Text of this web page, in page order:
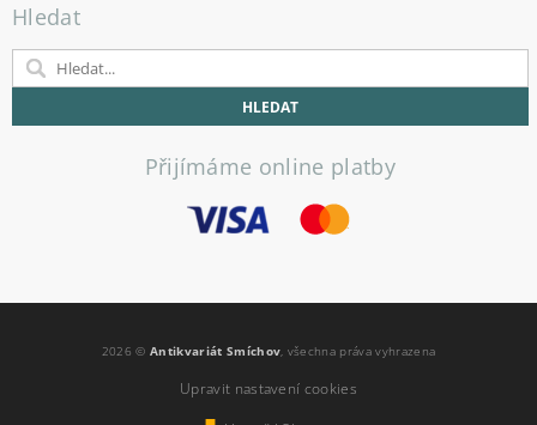
Hledat
Přijímáme online platby
2026 ©Antikvariát Smíchov , všechna práva vyhrazena
Upravit nastavení cookies